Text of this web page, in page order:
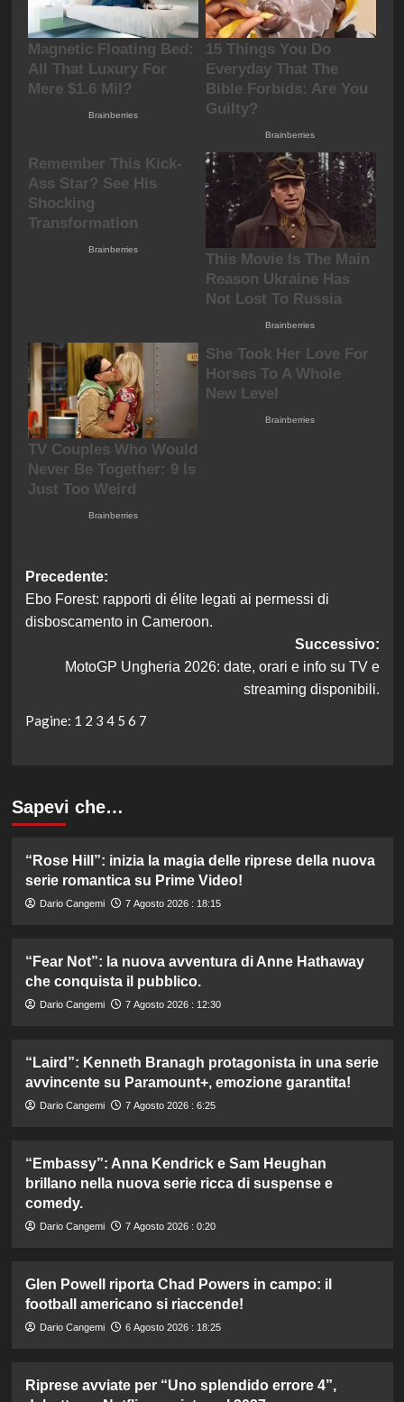
Navigazione
articolo
Precedente:
Ebo Forest: rapporti di élite legati ai permessi di
disboscamento in Cameroon.
Successivo:
MotoGP Ungheria 2026: date, orari e info su TV e
streaming disponibili.
Pagine: 1 2 3 4 5 6 7
Sapevi che…
“Rose Hill”: inizia la magia delle riprese della nuova
serie romantica su Prime Video!
Dario Cangemi 7 Agosto 2026 : 18:15
“Fear Not”: la nuova avventura di Anne Hathaway
che conquista il pubblico.
Dario Cangemi 7 Agosto 2026 : 12:30
“Laird”: Kenneth Branagh protagonista in una serie
avvincente su Paramount+, emozione garantita!
Dario Cangemi 7 Agosto 2026 : 6:25
“Embassy”: Anna Kendrick e Sam Heughan
brillano nella nuova serie ricca di suspense e
comedy.
Dario Cangemi 7 Agosto 2026 : 0:20
Glen Powell riporta Chad Powers in campo: il
football americano si riaccende!
Dario Cangemi 6 Agosto 2026 : 18:25
Riprese avviate per “Uno splendido errore 4”,